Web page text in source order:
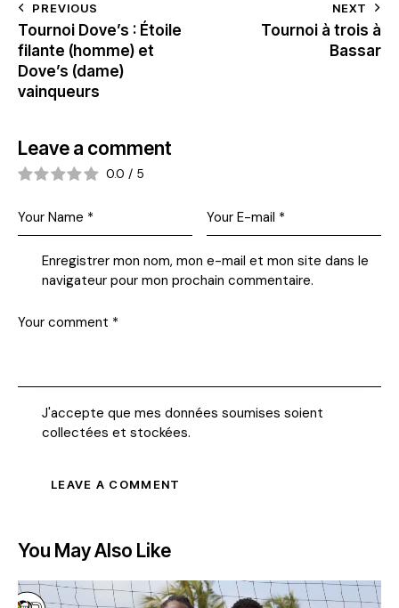
PREVIOUS
Tournoi Dove’s : Étoile
filante (homme) et
Dove’s (dame)
vainqueurs
NEXT
Tournoi à trois à
Bassar
Leave a comment
0.0 / 5
Enregistrer mon nom, mon e-mail et mon site dans le
navigateur pour mon prochain commentaire.
J'accepte que mes données soumises soient
collectées et stockées.
You May Also Like